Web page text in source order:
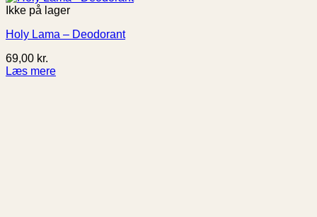
Ikke på lager
Holy Lama – Deodorant
69,00 kr.
Læs mere